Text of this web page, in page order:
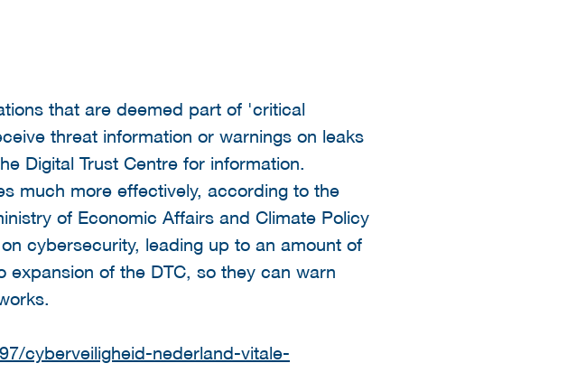
that are deemed part of 'critical
threat information or warnings on leaks
Digital Trust Centre for information.
much more effectively, according to the
of Economic Affairs and Climate Policy
cybersecurity, leading up to an amount of
expansion of the DTC, so they can warn
cyberveiligheid-nederland-vitale-